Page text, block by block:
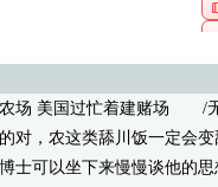
场 美国过忙着建赌场 /无
对，农这类舔川饭一定会变
士可以坐下来慢慢谈他的